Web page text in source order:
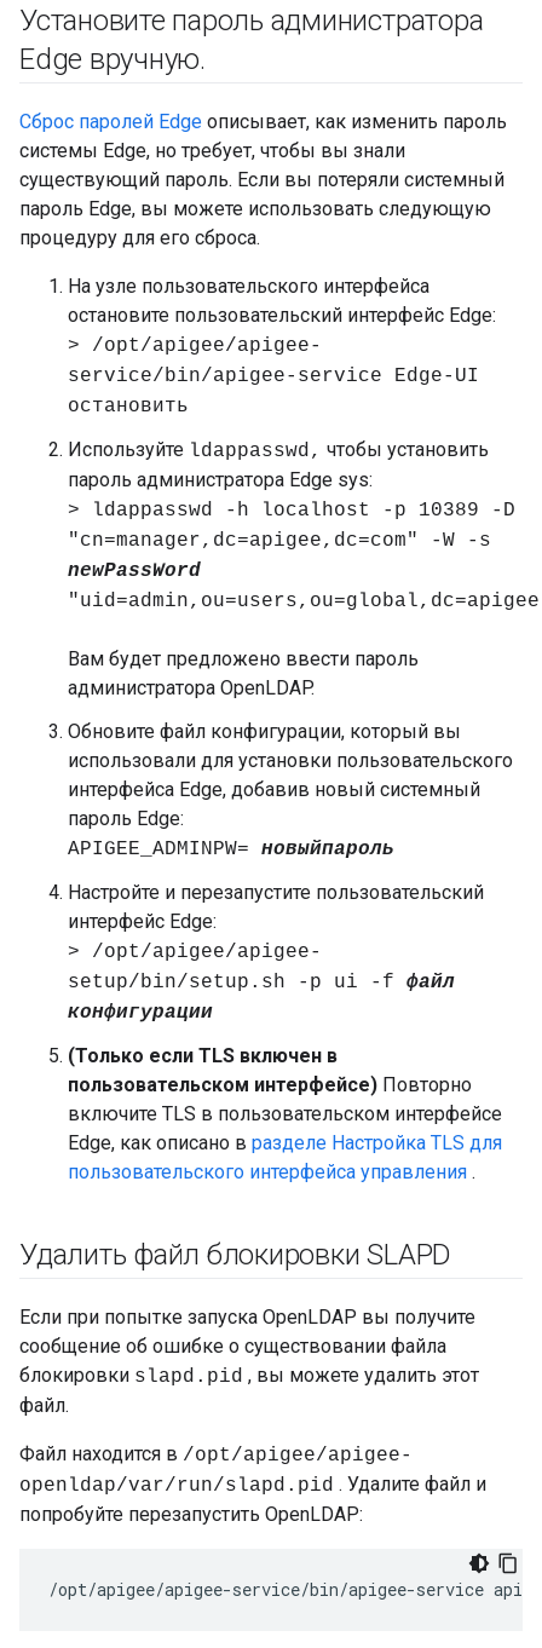
Установите пароль администратора
Edge вручную.
Сброс паролей Edge описывает, как изменить пароль
системы Edge, но требует, чтобы вы знали
существующий пароль. Если вы потеряли системный
пароль Edge, вы можете использовать следующую
процедуру для его сброса.
На узле пользовательского интерфейса
остановите пользовательский интерфейс Edge:
> /opt/apigee/apigee-
service/bin/apigee-service Edge-UI
остановить
Используйте ldappasswd, чтобы установить
пароль администратора Edge sys:
> ldappasswd -h localhost -p 10389 -D
"cn=manager,dc=apigee,dc=com" -W -s
newPassWord
Вам будет предложено ввести пароль
администратора OpenLDAP.
Обновите файл конфигурации, который вы
использовали для установки пользовательского
интерфейса Edge, добавив новый системный
пароль Edge:
APIGEE_ADMINPW= новыйпароль
Настройте и перезапустите пользовательский
интерфейс Edge:
> /opt/apigee/apigee-
setup/bin/setup.sh -p ui -f файл
конфигурации
(Только если TLS включен в
пользовательском интерфейсе) Повторно
включите TLS в пользовательском интерфейсе
Edge, как описано в разделе Настройка TLS для
пользовательского интерфейса управления .
Удалить файл блокировки SLAPD
Если при попытке запуска OpenLDAP вы получите
сообщение об ошибке о существовании файла
блокировки slapd.pid , вы можете удалить этот
файл.
Файл находится в /opt/apigee/apigee-
openldap/var/run/slapd.pid . Удалите файл и
попробуйте перезапустить OpenLDAP:
/opt/apigee/apigee-service/bin/apigee-service